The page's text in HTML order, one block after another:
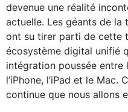
devenue une réalité
actuelle. Les géants de la
ont su tirer parti de cette
écosystème digital unifié
intégration poussée
l’iPhone, l’iPad et le Mac.
continue que nous allons